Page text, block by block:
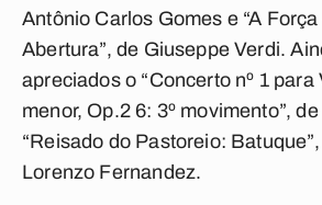
Antônio Carlos Gomes e “A
Abertura”, de Giuseppe Verdi.
apreciados o “Concerto nº 1 para
menor, Op.2 6: 3º movimento”,
“Reisado do Pastoreio:
Lorenzo Fernandez.